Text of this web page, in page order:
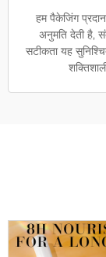
हम पैकेजिंग
अनुमति देती है,
सटीकता यह